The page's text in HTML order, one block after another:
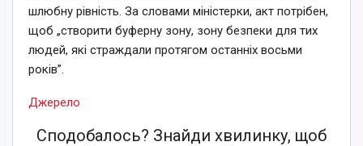
шлюбну рівність. За словами міністерки, акт потрібен,
щоб „створити буферну зону, зону безпеки для тих
людей, які страждали протягом останніх восьми
років”.
Джерело
Сподобалось? Знайди хвилинку, щоб